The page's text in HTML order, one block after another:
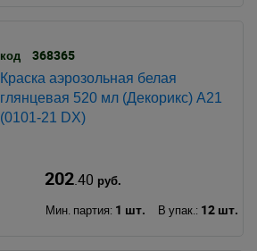
код 368365
Краска аэрозольная белая
глянцевая 520 мл (Декорикс) А21
(0101-21 DX)
202.40 руб.
Мин. партия: 1 шт. В упак.: 12 шт.